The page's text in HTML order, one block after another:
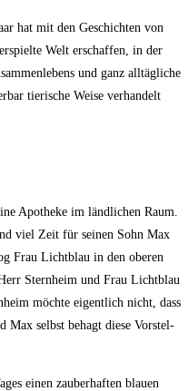
hat mit den Geschich­ten von
Welt erschaf­fen, in der
und ganz all­täg­li­che
tie­ri­sche Wei­se ver­han­delt
Apo­the­ke im länd­li­chen Raum.
viel Zeit für sei­nen Sohn Max
Frau Licht­blau in den obe­ren
Stern­heim und Frau Licht­blau
möch­te eigent­lich nicht, dass
Max selbst behagt die­se Vor­stel­
einen zau­ber­haf­ten blau­en